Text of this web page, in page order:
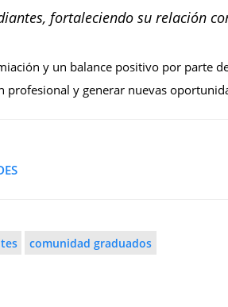
fortaleciendo su relación
y un balance positivo por parte
y generar nuevas
comunidad graduados